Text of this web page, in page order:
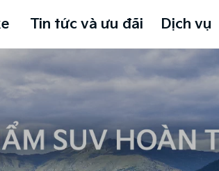
Tin tức và ưu đãi Dịch vụ